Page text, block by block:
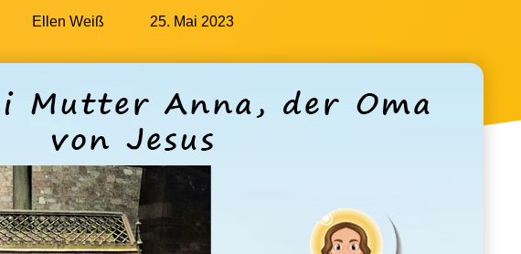
Ellen Weiß 25. Mai 2023